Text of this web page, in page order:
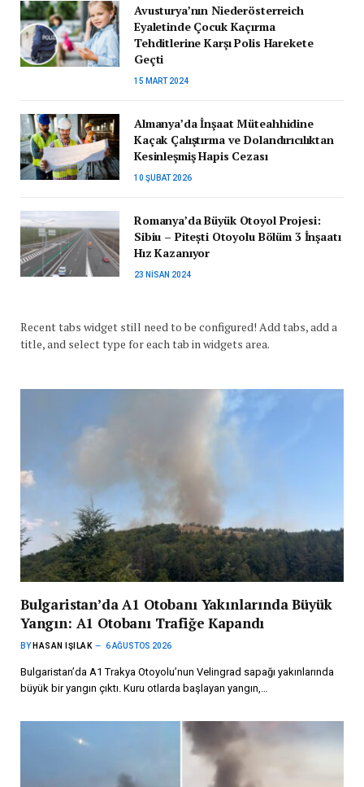
Avusturya’nın Niederösterreich
Eyaletinde Çocuk Kaçırma
Tehditlerine Karşı Polis Harekete
Geçti
15 MART 2024
Almanya’da İnşaat Müteahhidine
Kaçak Çalıştırma ve Dolandırıcılıktan
Kesinleşmiş Hapis Cezası
10 ŞUBAT 2026
Romanya’da Büyük Otoyol Projesi:
Sibiu – Pitești Otoyolu Bölüm 3 İnşaatı
Hız Kazanıyor
23 NISAN 2024
Recent tabs widget still need to be configured! Add tabs, add a
title, and select type for each tab in widgets area.
Bulgaristan’da A1 Otobanı Yakınlarında Büyük
Yangın: A1 Otobanı Trafiğe Kapandı
BY HASAN IŞILAK 6 AĞUSTOS 2026
Bulgaristan’da A1 Trakya Otoyolu’nun Velingrad sapağı yakınlarında
büyük bir yangın çıktı. Kuru otlarda başlayan yangın,…